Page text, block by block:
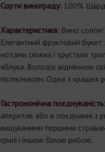
Сорти винограду: 100%
Характеристика: Вино
Елегантний фруктовий букет
нотами свіжих і хрустких
яблука. Володіє відмінною
післясмаком. Одна з кращих
Гастрономічна
аперитив або в поєднанні з
вишуканими першими
грилі і іншою білою рибою.